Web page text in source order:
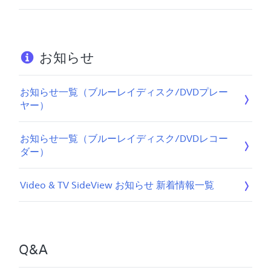
お知らせ
お知らせ一覧（ブルーレイディスク/DVDプレー
ヤー）
お知らせ一覧（ブルーレイディスク/DVDレコー
ダー）
Video & TV SideView お知らせ 新着情報一覧
Q&A